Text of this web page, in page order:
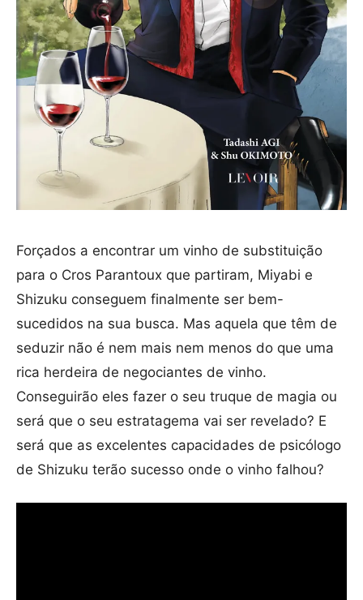
Forçados a encontrar um vinho de substituição
para o Cros Parantoux que partiram, Miyabi e
Shizuku conseguem finalmente ser bem-
sucedidos na sua busca. Mas aquela que têm de
seduzir não é nem mais nem menos do que uma
rica herdeira de negociantes de vinho.
Conseguirão eles fazer o seu truque de magia ou
será que o seu estratagema vai ser revelado? E
será que as excelentes capacidades de psicólogo
de Shizuku terão sucesso onde o vinho falhou?